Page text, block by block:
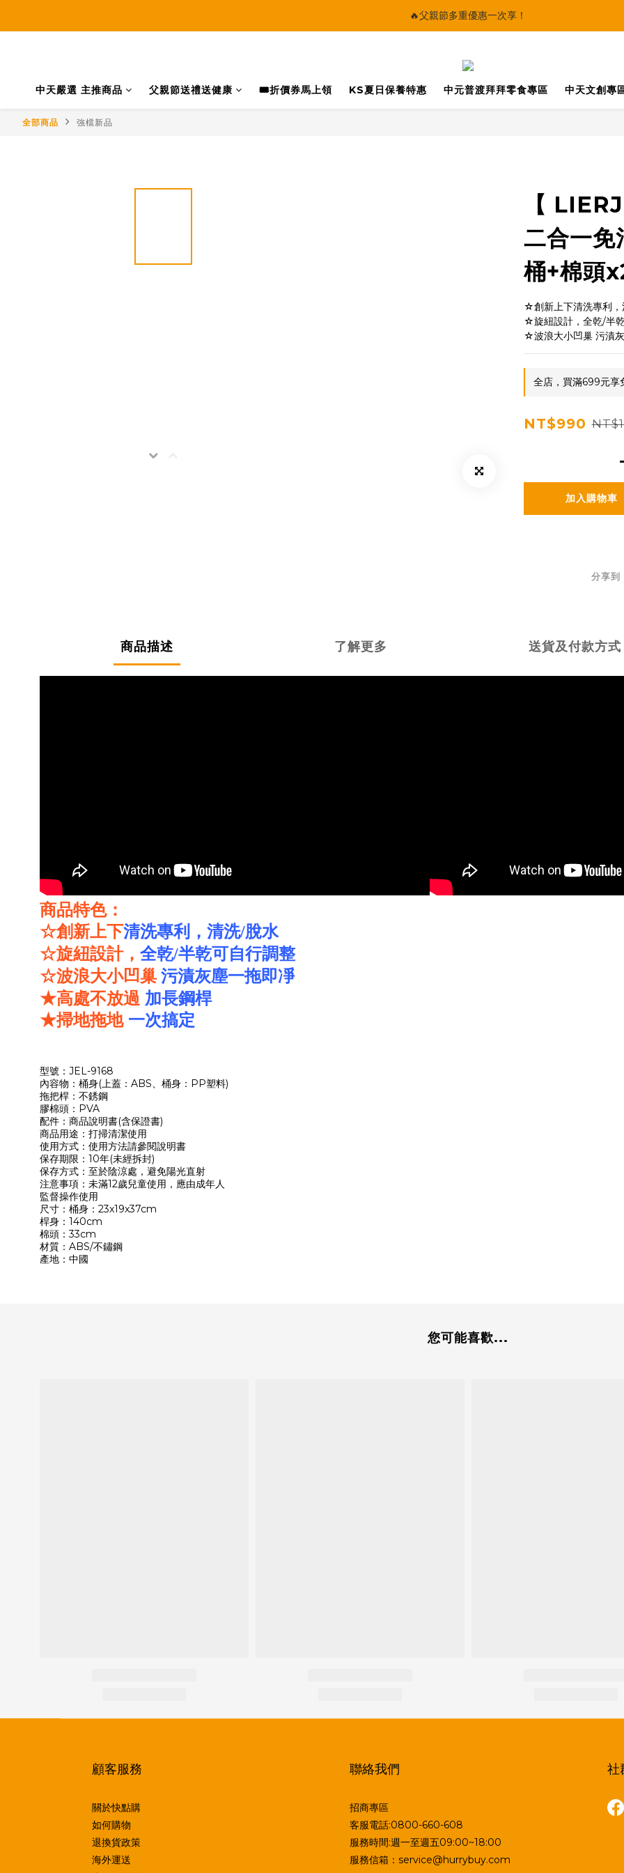
🔥父親節多重優惠一次享！
🔥父親節多重優惠一次享！
中天嚴選 主推商品 父親節送禮送健康 🎟️折價券馬上領 KS夏日保養特惠 中元普渡拜拜零食專區 中天文創專
全部商品 強檔新品
【
二合一免
桶+棉頭
☆創新上下清洗專利，
☆旋紐設計，全乾/半
☆波浪大小凹巢 污漬
全店，買滿699元享
NT$990
加入購物車
分享到
商品描述 了解更多 送貨及付款方式
商品特色：
☆創新上下清洗專利，清洗/脫水
☆旋紐設計， 全乾/半乾可自行調整
☆波浪大小凹巢 污漬灰塵一拖即凈
★高處不放過 加長鋼桿
★掃地拖地一次搞定
型號：JEL-9168
內容物：桶身(上蓋：ABS、桶身：PP塑料)
拖把桿：不銹鋼
膠棉頭：PVA
配件：商品說明書(含保證書)
商品用途：打掃清潔使用
使用方式：使用方法請參閱說明書
保存期限：10年(未經拆封)
保存方式：至於陰涼處，避免陽光直射
注意事項：未滿12歲兒童使用，應由成年人
監督操作使用
尺寸：桶身：23x19x37cm
桿身：140cm
棉頭：33cm
材質：ABS/不鏽鋼
產地：中國
您可能喜歡...
顧客服務
關於快點購
如何購物
退換貨政策
海外運送
聯絡我們
招商專區
客服電話:0800-660-608
服務時間:週一至週五09:00~18:00
服務信箱：service@hurrybuy.com
社